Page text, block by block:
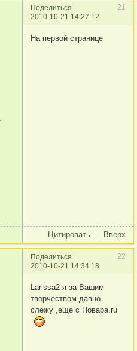
Поделиться
21
2010-10-21 14:27:12
На первой странице
Цитировать Вверх
Поделиться
22
2010-10-21 14:34:18
Larissa2 я за Вашим
творчеством давно
слежу ,еще с Повара.ru